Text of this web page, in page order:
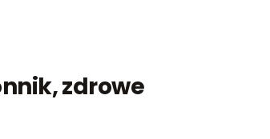
zdrowe